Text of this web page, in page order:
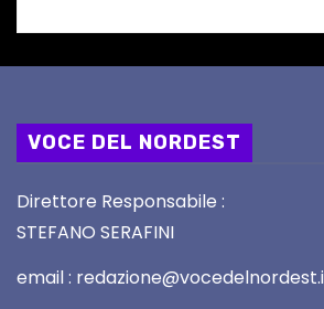
VOCE DEL NORDEST
Direttore Responsabile :
STEFANO SERAFINI
email :